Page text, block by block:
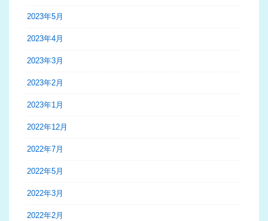
2023年5月
2023年4月
2023年3月
2023年2月
2023年1月
2022年12月
2022年7月
2022年5月
2022年3月
2022年2月